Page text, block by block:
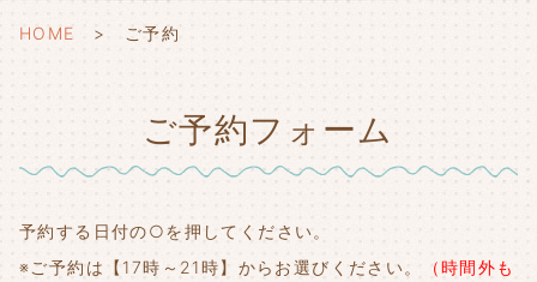
HOME ご予約
ご予約フォーム
予約する日付の○を押してください。
※ご予約は【17時～21時】からお選びください。
（時間外も